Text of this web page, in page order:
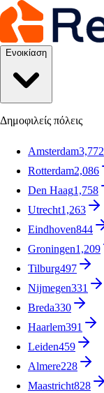
Ενοικίαση
Δημοφιλείς πόλεις
Amsterdam3,772
Rotterdam2,086
Den Haag1,758
Utrecht1,263
Eindhoven844
Groningen1,209
Tilburg497
Nijmegen331
Breda330
Haarlem391
Leiden459
Almere228
Maastricht828